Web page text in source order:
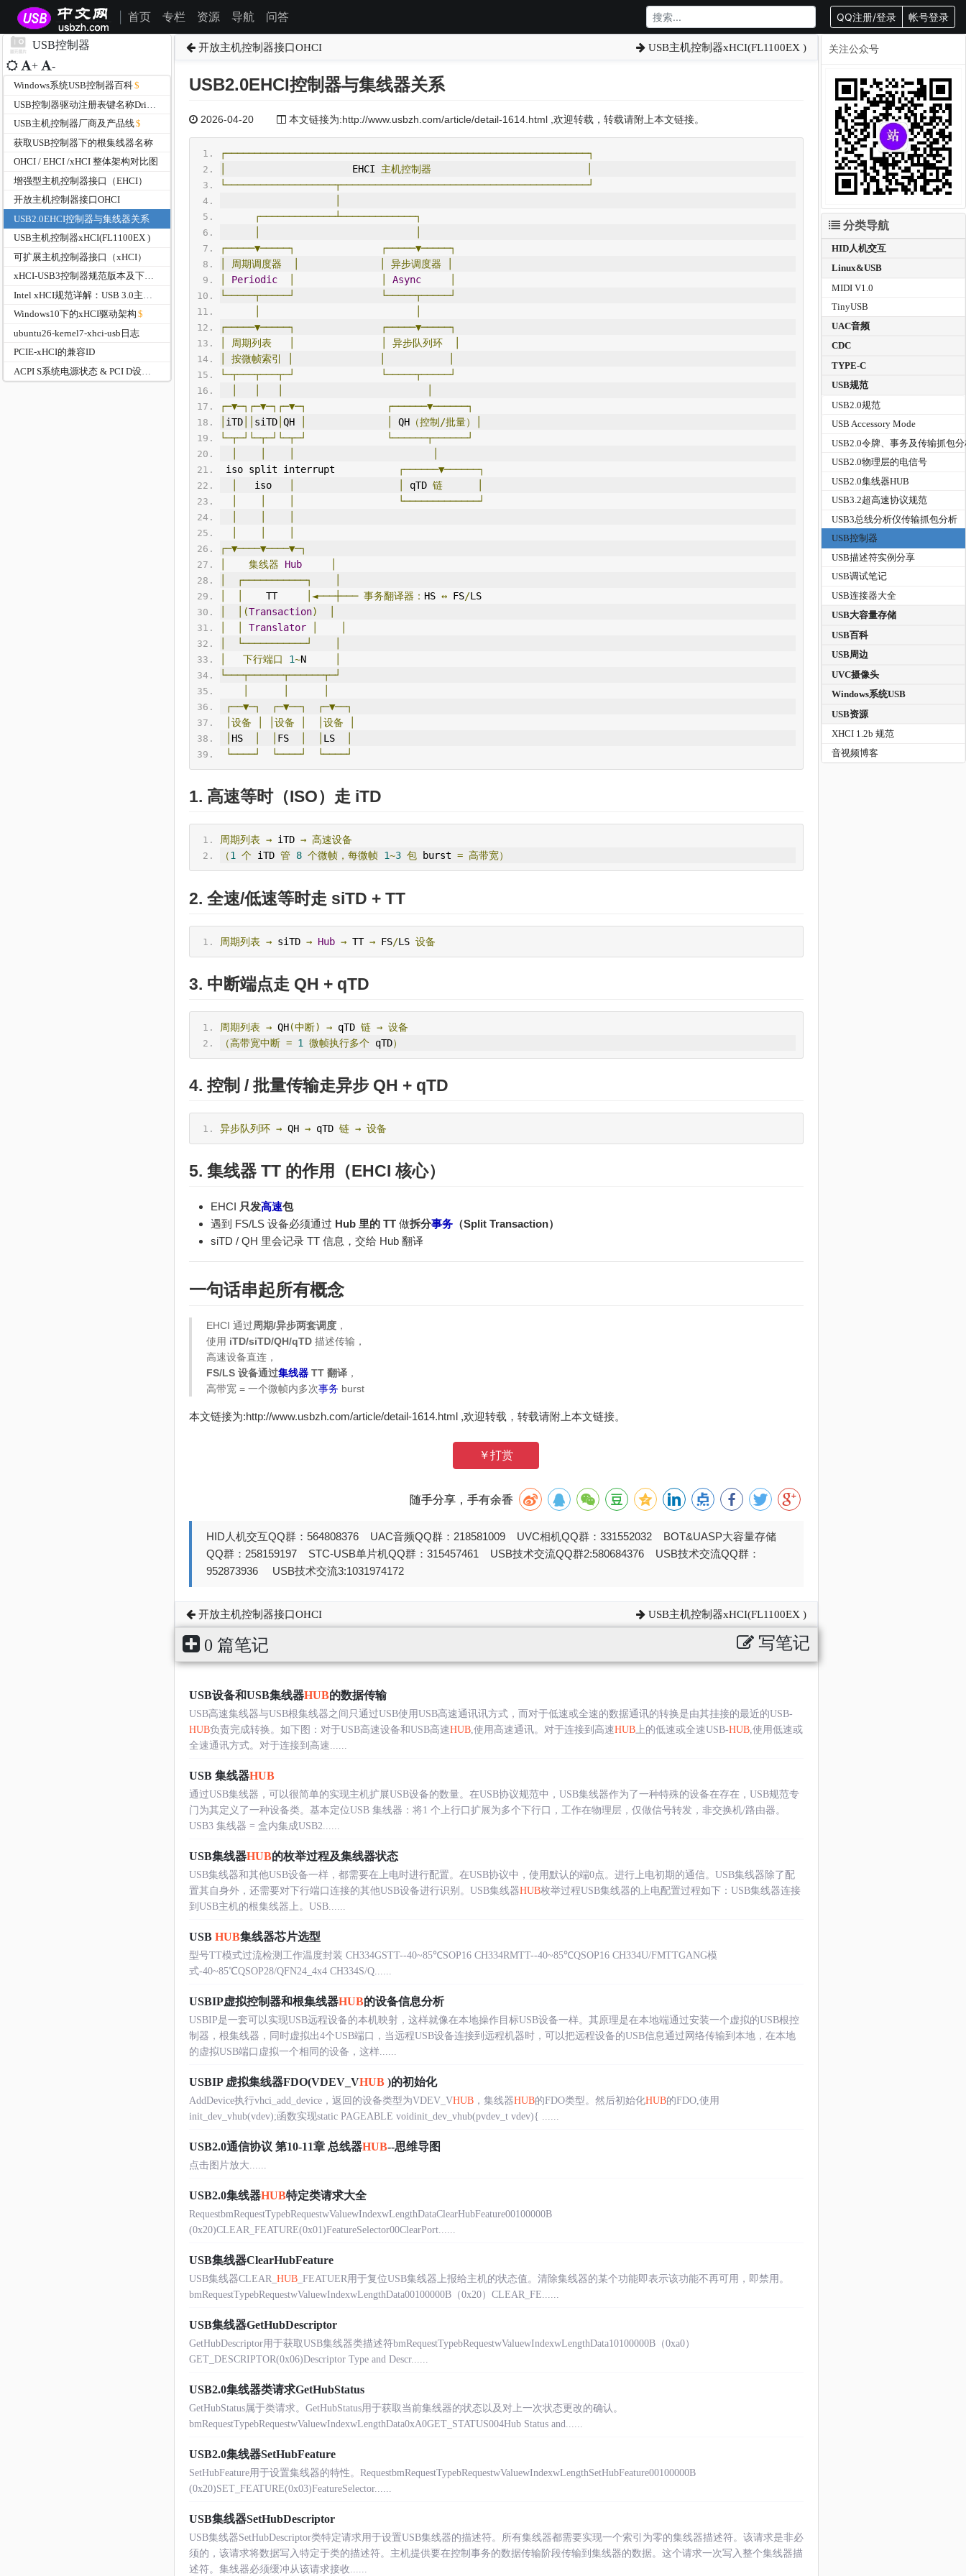
首页 专栏 资源 导航 问答 QQ注册/登录 帐号登录
USB控制器
+ -
Windows系统USB控制器百科
USB主机控制器厂商及产品线
获取USB控制器下的根集线器名称
OHCI / EHCI /xHCI 整体架构对比图
增强型主机控制器接口（EHCI）
开放主机控制器接口OHCI
USB2.0EHCI控制器与集线器关系
USB主机控制器xHCI(FL1100EX )
可扩展主机控制器接口（xHCI）
xHCI-USB3控制器规范版本及下载
Windows10下的xHCI驱动架构
ubuntu26-kernel7-xhci-usb日志
PCIE-xHCI的兼容ID
开放主机控制器接口OHCI USB主机控制器xHCI(FL1100EX )
USB2.0EHCI控制器与集线器关系
2026-04-20 本文链接为:http://www.usbzh.com/article/detail-1614.html ,欢迎转载，转载请附上本文链接。
┌───────────────────────────────────────────────────────────────┐
                      EHCI
主机控制器
└───────────────────┬───────────────────────────────────────────┘
┌─────────────┴─────────────┐
┌─────▼─────┐
┌─────▼─────┐
周期调度器 异步调度器
Periodic Async
└─────┬─────┘
└─────┬─────┘
┌─────▼─────┐
┌─────▼─────┐
周期列表 异步队列环
按微帧索引
└─┬───┬───┬─┘
└─────┬─────┘
┌─▼─┐┌─▼─┐┌─▼─┐
┌──────▼──────┐
iTD││ siTD│ QH QH（控制/批量）│
└─┬─┘└─┬─┘└─┬─┘
└──────┬──────┘
iso split interrupt
┌──────▼──────┐
   iso
qTD 链
└─────────────┘
┌─▼────▼────▼─┐
集线器 Hub
┌───────────┐
    TT
│◄───┼─── 事务翻译器： HS ↔ FS/LS
│(Transaction)
Translator
└───────────┘
下行端口 1~N
└───┬──────┬──────┬─┘
┌──▼─┐
┌─▼──┐
┌─▼──┐
│设备
│设备 │设备
HS FS LS
└────┘
└────┘ └────┘
1. 高速等时（ISO）走 iTD
周期列表 → iTD → 高速设备
（1 个 iTD 管 8 个微帧，每微帧 1~3 包 burst = 高带宽）
2. 全速/低速等时走 siTD + TT
周期列表 → siTD → Hub → TT → FS/LS 设备
3. 中断端点走 QH + qTD
周期列表 → QH(中断) → qTD 链 → 设备
（高带宽中断 = 1 微帧执行多个 qTD）
4. 控制 / 批量传输走异步 QH + qTD
异步队列环 → QH → qTD 链 → 设备
5. 集线器TT 的作用（EHCI 核心）
EHCI 只发高速包
遇到 FS/LS 设备必须通过 Hub 里的 TT做拆分事务（Split Transaction）
siTD / QH 里会记录 TT 信息，交给 Hub 翻译
一句话串起所有概念
EHCI 通过周期/异步两套调度，
使用 iTD/siTD/QH/qTD描述传输，
高速设备直连，
FS/LS 设备通过集线器TT 翻译，
高带宽 = 一个微帧内多次事务 burst
本文链接为:http://www.usbzh.com/article/detail-1614.html ,欢迎转载，转载请附上本文链接。
￥打赏
随手分享，手有余香
HID人机交互QQ群：564808376 UAC音频QQ群：218581009 UVC相机QQ群：331552032 BOT&UASP大容量存储
QQ群：258159197 STC-USB单片机QQ群：315457461 USB技术交流QQ群2:580684376 USB技术交流QQ群：
952873936 USB技术交流3:1031974172
开放主机控制器接口OHCI USB主机控制器xHCI(FL1100EX )
0 篇笔记 写笔记
USB设备和USB集线器HUB的数据传输
USB高速集线器与USB根集线器之间只通过USB使用USB高速通讯讯方式，而对于低速或全速的数据通讯的转换是由其挂接的最近的USB-
HUB负责完成转换。如下图：对于USB高速设备和USB高速HUB,使用高速通讯。对于连接到高速HUB上的低速或全速USB-HUB,使用低速或
全速通讯方式。对于连接到高速......
USB 集线器HUB
通过USB集线器，可以很简单的实现主机扩展USB设备的数量。在USB协议规范中，USB集线器作为了一种特殊的设备在存在，USB规范专
门为其定义了一种设备类。基本定位USB 集线器：将1 个上行口扩展为多个下行口，工作在物理层，仅做信号转发，非交换机/路由器。
USB3 集线器 = 盒内集成USB2......
USB集线器HUB的枚举过程及集线器状态
USB集线器和其他USB设备一样，都需要在上电时进行配置。在USB协议中，使用默认的端0点。进行上电初期的通信。USB集线器除了配
置其自身外，还需要对下行端口连接的其他USB设备进行识别。USB集线器HUB枚举过程USB集线器的上电配置过程如下：USB集线器连接
到USB主机的根集线器上。USB......
USB HUB集线器芯片选型
型号TT模式过流检测工作温度封装 CH334GSTT--40~85℃SOP16 CH334RMTT--40~85℃QSOP16 CH334U/FMTTGANG模
式-40~85℃QSOP28/QFN24_4x4 CH334S/Q......
USBIP虚拟控制器和根集线器HUB的设备信息分析
USBIP是一套可以实现USB远程设备的本机映射，这样就像在本地操作目标USB设备一样。其原理是在本地端通过安装一个虚拟的USB根控
制器，根集线器，同时虚拟出4个USB端口，当远程USB设备连接到远程机器时，可以把远程设备的USB信息通过网络传输到本地，在本地
的虚拟USB端口虚拟一个相同的设备，这样......
USBIP 虚拟集线器FDO(VDEV_VHUB)的初始化
AddDevice执行vhci_add_device，返回的设备类型为VDEV_VHUB，集线器HUB的FDO类型。然后初始化HUB的FDO,使用
init_dev_vhub(vdev);函数实现static PAGEABLE voidinit_dev_vhub(pvdev_t vdev){ ......
USB2.0通信协议 第10-11章 总线器HUB--思维导图
点击图片放大......
USB2.0集线器HUB特定类请求大全
RequestbmRequestTypebRequestwValuewIndexwLengthDataClearHubFeature00100000B
(0x20)CLEAR_FEATURE(0x01)FeatureSelector00ClearPort......
USB集线器ClearHubFeature
USB集线器CLEAR_ HUB_FEATUER用于复位USB集线器上报给主机的状态值。清除集线器的某个功能即表示该功能不再可用，即禁用。
bmRequestTypebRequestwValuewIndexwLengthData00100000B（0x20）CLEAR_FE......
USB集线器GetHubDescriptor
GetHubDescriptor用于获取USB集线器类描述符bmRequestTypebRequestwValuewIndexwLengthData10100000B（0xa0）
GET_DESCRIPTOR(0x06)Descriptor Type and Descr......
USB2.0集线器类请求GetHubStatus
GetHubStatus属于类请求。GetHubStatus用于获取当前集线器的状态以及对上一次状态更改的确认。
bmRequestTypebRequestwValuewIndexwLengthData0xA0GET_STATUS004Hub Status and......
USB2.0集线器SetHubFeature
SetHubFeature用于设置集线器的特性。RequestbmRequestTypebRequestwValuewIndexwLengthSetHubFeature00100000B
(0x20)SET_FEATURE(0x03)FeatureSelector......
USB集线器SetHubDescriptor
USB集线器SetHubDescriptor类特定请求用于设置USB集线器的描述符。所有集线器都需要实现一个索引为零的集线器描述符。该请求是非必
须的，该请求将数据写入特定于类的描述符。主机提供要在控制事务的数据传输阶段传输到集线器的数据。这个请求一次写入整个集线器描
述符。集线器必须缓冲从该请求接收......
关注公众号
分类导航
HID人机交互
Linux&USB
MIDI V1.0
TinyUSB
UAC音频
CDC
TYPE-C
USB规范
USB2.0规范
USB Accessory Mode
USB2.0令牌、事务及传输抓包
USB2.0物理层的电信号
USB2.0集线器HUB
USB3.2超高速协议规范
USB3总线分析仪传输抓包分析
USB控制器
USB描述符实例分享
USB调试笔记
USB连接器大全
USB大容量存储
USB百科
USB周边
UVC摄像头
Windows系统USB
USB资源
XHCI 1.2b 规范
音视频博客